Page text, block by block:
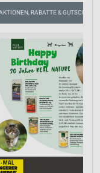
RABATTE & GUTSCHEINE